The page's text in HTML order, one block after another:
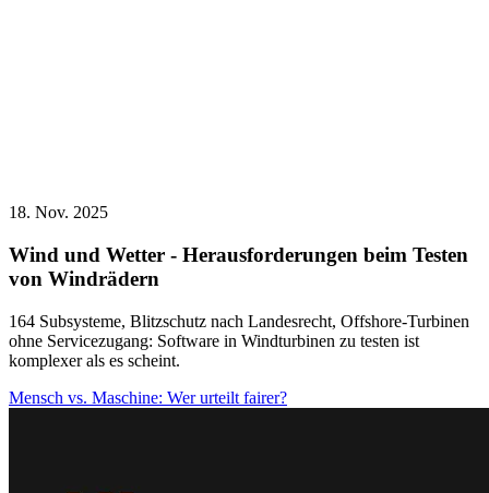
18. Nov. 2025
Wind und Wetter - Herausforderungen beim Testen
von Windrädern
164 Subsysteme, Blitzschutz nach Landesrecht, Offshore-Turbinen
ohne Servicezugang: Software in Windturbinen zu testen ist
komplexer als es scheint.
Mensch vs. Maschine: Wer urteilt fairer?